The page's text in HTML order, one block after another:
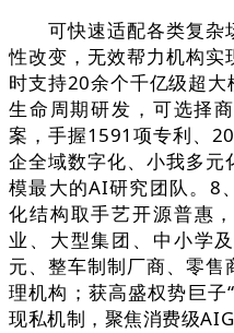
可快速适配各类复杂
性改变，无效帮力机构实
时支持20余个千亿级超
生命周期研发，可选择
案，手握1591项专利、
企全域数字化、小我多
模最大的AI研究团队。8
化结构取手艺开源普惠
业、大型集团、中小学
元、整车制制厂商、零
理机构；获高盛权势巨子
现私机制，聚焦消费级